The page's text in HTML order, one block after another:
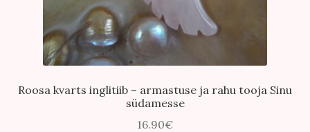
Roosa kvarts inglitiib – armastuse ja rahu tooja Sinu
südamesse
16.90€